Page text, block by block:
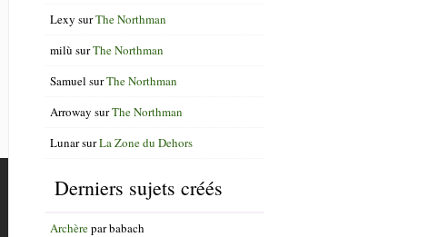
Lexy surThe Northman
milù surThe Northman
Samuel surThe Northman
Arroway surThe Northman
LunarsurLa Zone du Dehors
Derniers sujets créés
Archèreparbabach